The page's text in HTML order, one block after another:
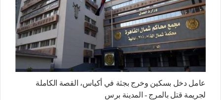
عامل دخل بسكين وخرج بجثة في أكياس، القصة الكاملة
لجريمة قتل بالمرج - المدينة برس